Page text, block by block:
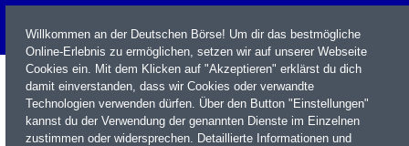
Willkommen an der Deutschen Börse! Um dir das bestmögliche
Online-Erlebnis zu ermöglichen, setzen wir auf unserer Webseite
Cookies ein. Mit dem Klicken auf "Akzeptieren" erklärst du dich
damit einverstanden, dass wir Cookies oder verwandte
Technologien verwenden dürfen. Über den Button "Einstellungen"
kannst du der Verwendung der genannten Dienste im Einzelnen
zustimmen oder widersprechen. Detaillierte Informationen und